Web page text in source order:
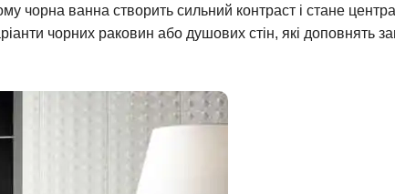
чорна ванна створить сильний контраст і стане
чорних раковин або душових стін, які доповнять